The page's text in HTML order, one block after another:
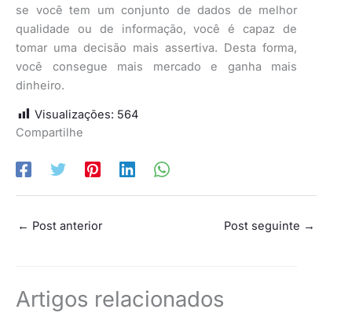
se você tem um conjunto de dados de melhor
qualidade ou de informação, você é capaz de
tomar uma decisão mais assertiva. Desta forma,
você consegue mais mercado e ganha mais
dinheiro.
Visualizações: 564
Compartilhe
← Post anterior Post seguinte →
Artigos relacionados